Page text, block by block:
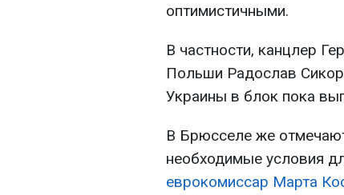
оптимистичными.
В частности, канцлер
Польши Радослав
Украины в блок пока
В Брюсселе же
необходимые условия
еврокомиссар Марта